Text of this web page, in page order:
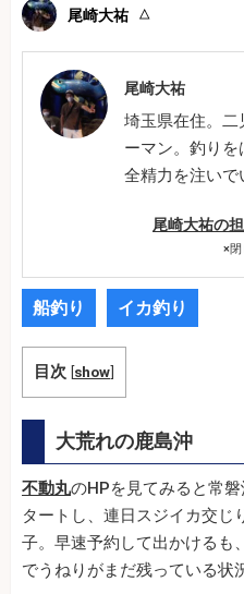
尾崎大祐
尾崎大祐
埼玉県在住。二
ーマン。釣り
全精力を注いで
尾崎大祐の
×閉
船釣り イカ釣り
目次 [show]
大荒れの鹿島沖
不動丸のHPを見てみると常
タートし、連日スジイカ交じ
子。早速予約して出かけるも
でうねりがまだ残っている状